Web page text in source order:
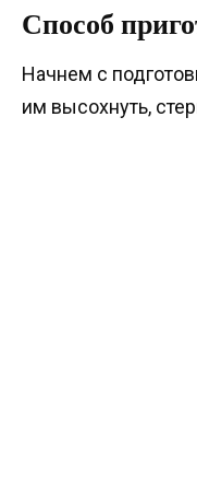
Способ
Начнем с
им высохнуть,